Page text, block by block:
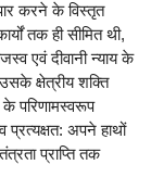
करने के विस्तृत
तक ही सीमित थी,
एवं दीवानी न्याय के
क्षेत्रीय शक्ति
के परिणामस्वरूप
प्रत्यक्षत: अपने हाथों
प्राप्ति तक